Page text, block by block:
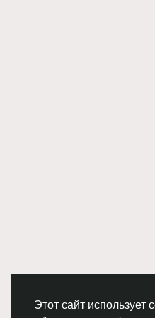
Этот сайт использует